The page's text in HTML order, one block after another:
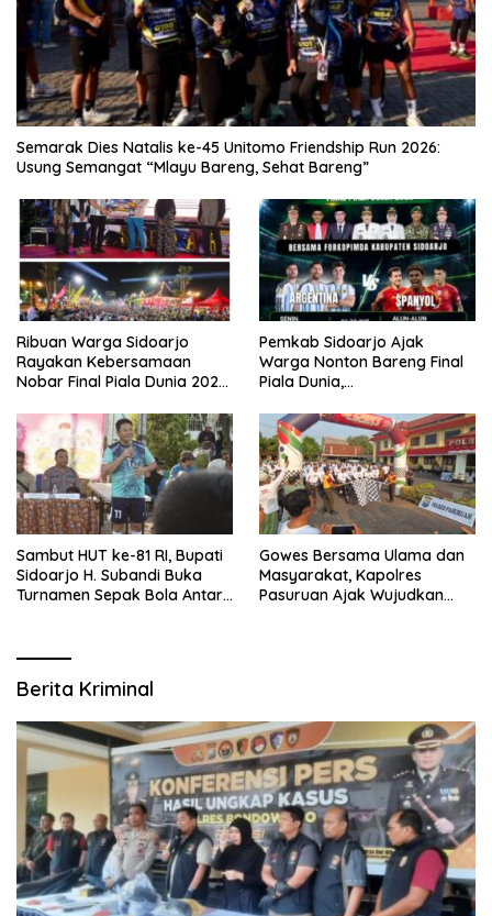
Semarak Dies Natalis ke-45 Unitomo Friendship Run 2026:
Usung Semangat “Mlayu Bareng, Sehat Bareng”
Ribuan Warga Sidoarjo
Rayakan Kebersamaan
Nobar Final Piala Dunia 2026
Forkopimda
Pemkab Sidoarjo Ajak
Warga Nonton Bareng Final
Piala Dunia,
Sambut HUT ke-81 RI, Bupati
Sidoarjo H. Subandi Buka
Turnamen Sepak Bola Antar
Gowes Bersama Ulama dan
Masyarakat, Kapolres
Pasuruan Ajak Wujudkan
Berita Kriminal